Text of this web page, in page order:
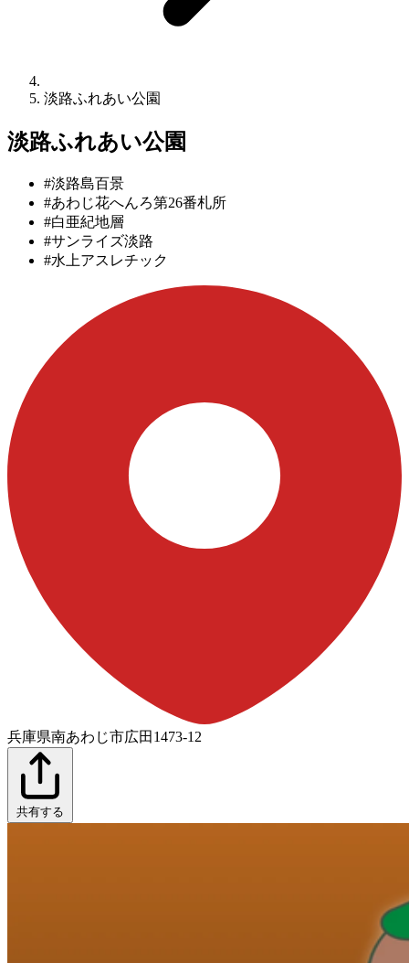
淡路ふれあい公園
淡路ふれあい公園
#淡路島百景
#あわじ花へんろ第26番札所
#白亜紀地層
#サンライズ淡路
#水上アスレチック
兵庫県南あわじ市広田1473-12
共有する